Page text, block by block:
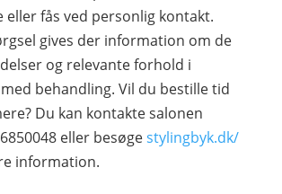
eller fås ved personlig kontakt.
gives der information om de
og relevante forhold i
behandling. Vil du bestille tid
Du kan kontakte salonen
eller besøgestylingbyk.dk/
information.